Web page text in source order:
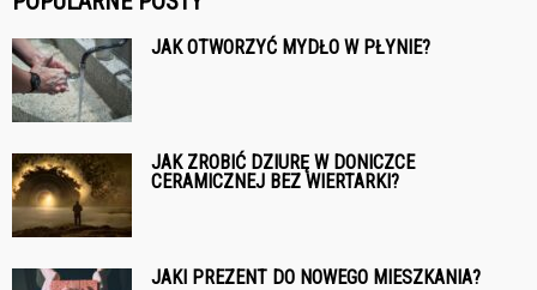
JAK OTWORZYĆ MYDŁO W PŁYNIE?
JAK ZROBIĆ DZIURĘ W DONICZCE
CERAMICZNEJ BEZ WIERTARKI?
JAKI PREZENT DO NOWEGO MIESZKANIA?